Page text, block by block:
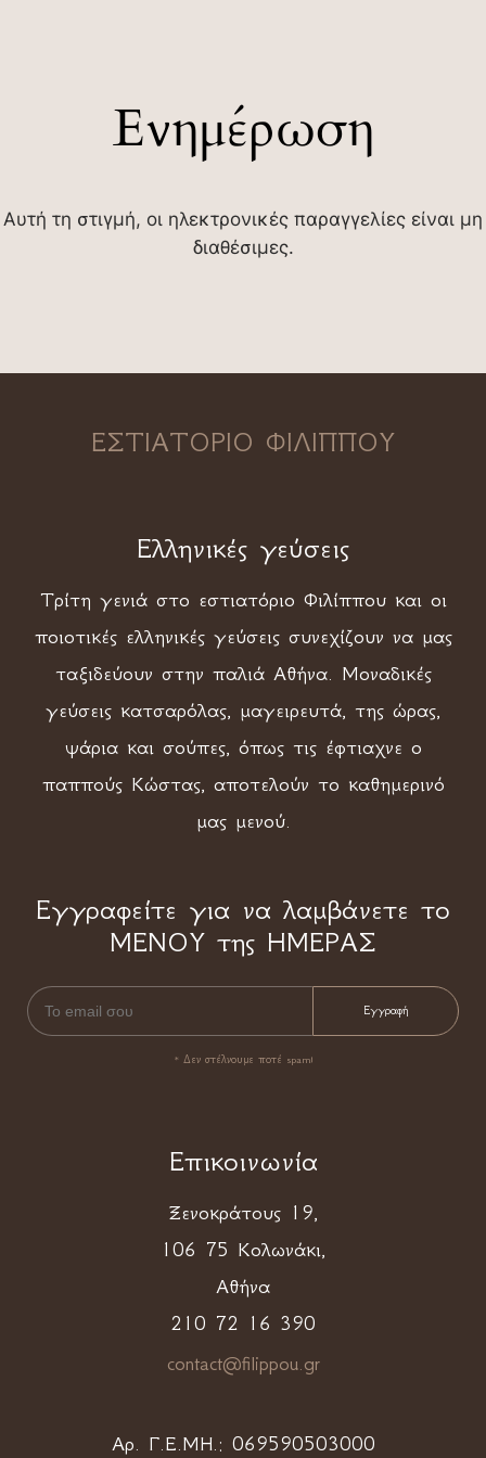
Ενημέρωση
Αυτή τη στιγμή, οι ηλεκτρονικές παραγγελίες είναι μη
διαθέσιμες.
ΕΣΤΙΑΤΟΡΙΟ ΦΙΛΙΠΠΟΥ
Ελληνικές γεύσεις
Τρίτη γενιά στο εστιατόριο Φιλίππου και οι
ποιοτικές ελληνικές γεύσεις συνεχίζουν να μας
ταξιδεύουν στην παλιά Αθήνα. Μοναδικές
γεύσεις κατσαρόλας, μαγειρευτά, της ώρας,
ψάρια και σούπες, όπως τις έφτιαχνε ο
παππούς Κώστας, αποτελούν το καθημερινό
μας μενού.
Εγγραφείτε για να λαμβάνετε το
ΜΕΝΟΥ της ΗΜΕΡΑΣ
* Δεν στέλνουμε ποτέ spam!
Επικοινωνία
Ξενοκράτους 19,
106 75 Κολωνάκι,
Αθήνα
210 72 16 390
contact@filippou.gr
Αρ. Γ.Ε.ΜΗ.: 069590503000